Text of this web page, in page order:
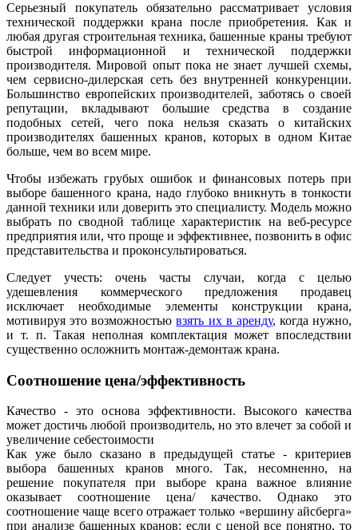
Серьезный покупатель обязательно рассматривает условия
технической поддержки крана после приобретения. Как и
любая другая строительная техника, башенные краны требуют
быстрой информационной и технической поддержки
производителя. Мировой опыт пока не знает лучшей схемы,
чем сервисно-дилерская сеть без внутренней конкуренции.
Большинство европейских производителей, заботясь о своей
репутации, вкладывают большие средства в создание
подобных сетей, чего пока нельзя сказать о китайских
производителях башенных кранов, которых в одном Китае
больше, чем во всем мире.
Чтобы избежать грубых ошибок и финансовых потерь при
выборе башенного крана, надо глубоко вникнуть в тонкости
данной техники или доверить это специалисту. Модель можно
выбрать по сводной таблице характеристик на веб-ресурсе
предприятия или, что проще и эффективнее, позвонить в офис
представительства и проконсультироваться.
Следует учесть: очень часты случаи, когда с целью
удешевления коммерческого предложения продавец
исключает необходимые элементы конструкции крана,
мотивируя это возможностьювзять их в аренду, когда нужно,
и т. п. Такая неполная комплектация может впоследствии
существенно осложнить монтаж-демонтаж крана.
Соотношение цена/эффективность
Качество - это основа эффективности. Высокого качества
может достичь любой производитель, но это влечет за собой и
увеличение себестоимости
Как уже было сказано в предыдущей статье - критериев
выбора башенных кранов много. Так, несомненно, на
решение покупателя при выборе крана важное влияние
оказывает соотношение цена/ качество. Однако это
соотношение чаще всего отражает только «вершину айсберга»
при анализе башенных кранов: если с ценой все понятно, то